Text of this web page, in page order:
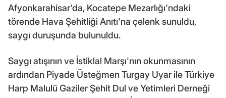
Afyonkarahisar'da, Kocatepe Mezarlığı'ndaki
törende Hava Şehitliği Anıtı'na çelenk sunuldu,
saygı duruşunda bulunuldu.
Saygı atışının ve İstiklal Marşı'nın okunmasının
ardından Piyade Üsteğmen Turgay Uyar ile Türkiye
Harp Malulü Gaziler Şehit Dul ve Yetimleri Derneği